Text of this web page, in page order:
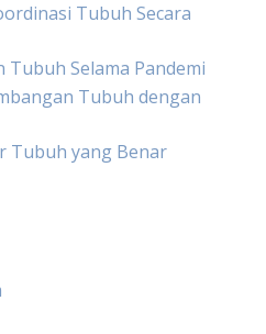
Tubuh Secara
Selama Pandemi
Tubuh dengan
Tubuh yang Benar